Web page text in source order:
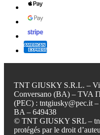
TNT GIUSKY S.R.L. –
Conversano (BA) – TVA
(PEC) : tntgiusky@pec.it
BA – 649438
© TNT GIUSKY SRL –
protégés par le droit